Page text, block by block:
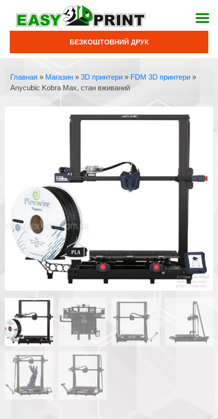
БЕЗКОШТОВНИЙ ДРУК
Главная » Магазин »3D принтери » FDM 3D принтери »
Anycubic Kobra Max, стан вживаний